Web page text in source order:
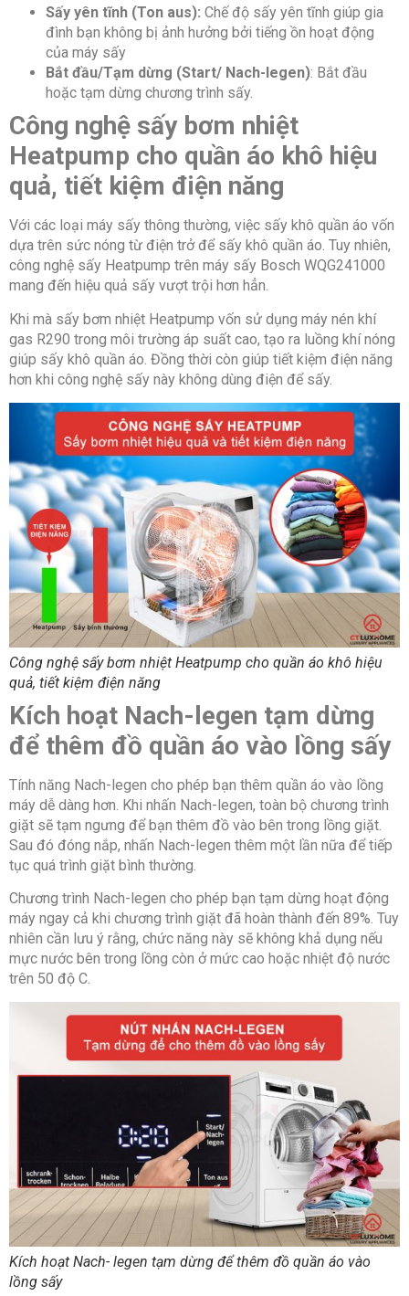
Sấy yên tĩnh (Ton aus): Chế độ sấy yên tĩnh giúp gia
đình bạn không bị ảnh hưởng bởi tiếng ồn hoạt động
của máy sấy
Bắt đầu/Tạm dừng (Start/ Nach-legen): Bắt đầu
hoặc tạm dừng chương trình sấy.
Công nghệ sấy bơm nhiệt
Heatpump cho quần áo khô hiệu
quả, tiết kiệm điện năng
Với các loại máy sấy thông thường, việc sấy khô quần áo vốn
dựa trên sức nóng từ điện trở để sấy khô quần áo. Tuy nhiên,
công nghệ sấy Heatpump trên máy sấy Bosch WQG241000
mang đến hiệu quả sấy vượt trội hơn hẳn.
Khi mà sấy bơm nhiệt Heatpump vốn sử dụng máy nén khí
gas R290 trong môi trường áp suất cao, tạo ra luồng khí nóng
giúp sấy khô quần áo. Đồng thời còn giúp tiết kiệm điện năng
hơn khi công nghệ sấy này không dùng điện để sấy.
Công nghệ sấy bơm nhiệt Heatpump cho quần áo khô hiệu
quả, tiết kiệm điện năng
Kích hoạt Nach-legen tạm dừng
để thêm đồ quần áo vào lồng sấy
Tính năng Nach-legen cho phép bạn thêm quần áo vào lồng
máy dễ dàng hơn. Khi nhấn Nach-legen, toàn bộ chương trình
giặt sẽ tạm ngưng để bạn thêm đồ vào bên trong lồng giặt.
Sau đó đóng nắp, nhấn Nach-legen thêm một lần nữa để tiếp
tục quá trình giặt bình thường.
Chương trình Nach-legen cho phép bạn tạm dừng hoạt động
máy ngay cả khi chương trình giặt đã hoàn thành đến 89%. Tuy
nhiên cần lưu ý rằng, chức năng này sẽ không khả dụng nếu
mực nước bên trong lồng còn ở mức cao hoặc nhiệt độ nước
trên 50 độ C.
Kích hoạt Nach- legen tạm dừng để thêm đồ quần áo vào
lồng sấy